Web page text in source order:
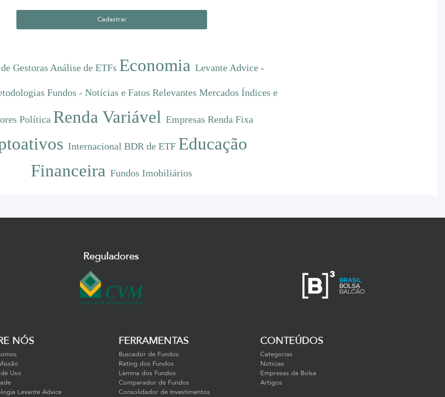
Gestoras Análise de ETFs Economia Levante Advice -
Fundos - Notícias e Fatos Relevantes Mercados Índices e
Política Renda Variável Empresas Renda Fixa
Internacional BDR de ETF Educação
Financeira Fundos Imobiliários
Reguladores
NÓS
Uso
Levante Advice
FERRAMENTAS
Buscador de Fundos
Rating dos Fundos
Lâmina dos Fundos
Comparador de Fundos
Consolidador de Investimentos
CONTEÚDOS
Categorias
Notícias
Empresas da Bolsa
Artigos